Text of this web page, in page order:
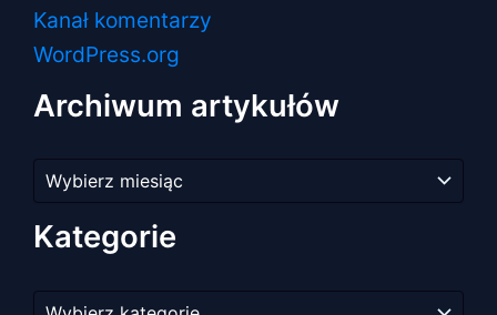
Kanał komentarzy
WordPress.org
Archiwum artykułów
artykułów
Kategorie